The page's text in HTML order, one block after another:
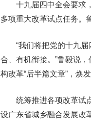
十九届四中全会要求，
多项重大改革试点任务。
“我们将把党的十九届
合、有机衔接。”鲁毅说
构改革“后半篇文章”，焕
统筹推进各项改革试点
设广东省城乡融合发展改